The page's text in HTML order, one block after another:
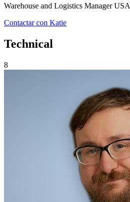
Warehouse and Logistics Manager USA
Contactar con Katie
Technical
8